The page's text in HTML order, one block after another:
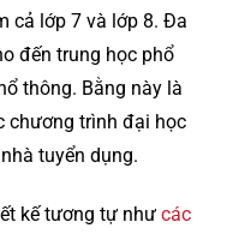
cả lớp 7 và lớp 8. Đa
đến trung học phổ
thông. Bằng này là
chương trình đại học
tuyển dụng.
kế tương tự như các